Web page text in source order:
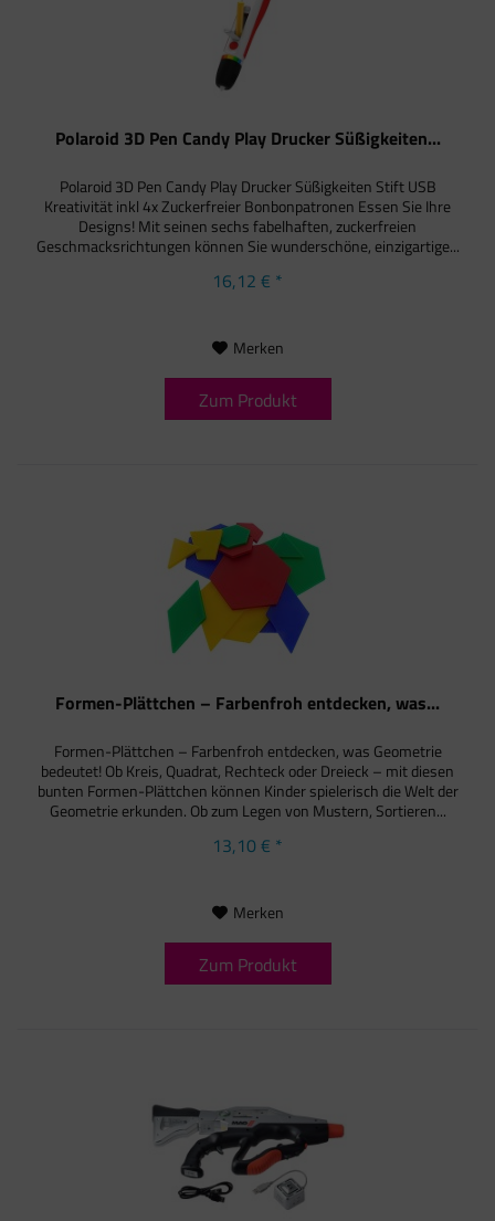
Polaroid 3D Pen Candy Play Drucker Süßigkeiten...
Polaroid 3D Pen Candy Play Drucker Süßigkeiten Stift USB
Kreativität inkl 4x Zuckerfreier Bonbonpatronen Essen Sie Ihre
Designs! Mit seinen sechs fabelhaften, zuckerfreien
Geschmacksrichtungen können Sie wunderschöne, einzigartige...
16,12 € *
Merken
Zum Produkt
Formen-Plättchen – Farbenfroh entdecken, was...
Formen-Plättchen – Farbenfroh entdecken, was Geometrie
bedeutet! Ob Kreis, Quadrat, Rechteck oder Dreieck – mit diesen
bunten Formen-Plättchen können Kinder spielerisch die Welt der
Geometrie erkunden. Ob zum Legen von Mustern, Sortieren...
13,10 € *
Merken
Zum Produkt